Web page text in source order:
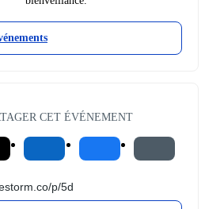
CET ÉVÉNEMENT